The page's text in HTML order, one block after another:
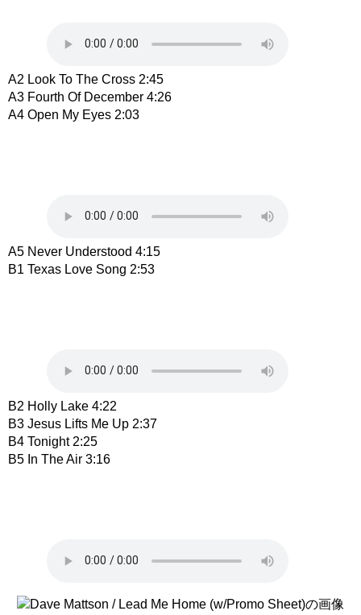
A2 Look To The Cross 2:45
A3 Fourth Of December 4:26
A4 Open My Eyes 2:03
A5 Never Understood 4:15
B1 Texas Love Song 2:53
B2 Holly Lake 4:22
B3 Jesus Lifts Me Up 2:37
B4 Tonight 2:25
B5 In The Air 3:16